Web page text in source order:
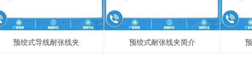
预绞式导线耐张线夹 预绞式耐张线夹简介